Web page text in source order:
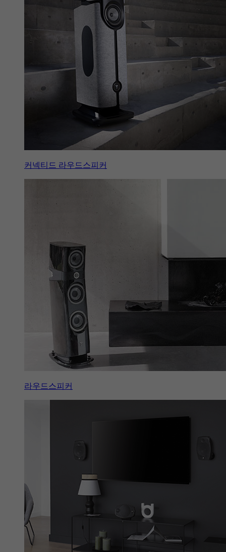
커넥티드 라우드스피커
라우드스피커